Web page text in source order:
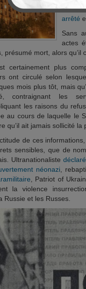
En
arrêté
Sans
actes
présumé mort, alors qu’il
certainement plus
ont circulé selon
mois plus tôt, mais
contraignant les
les raisons du
au cours de laquelle le
qu’il ait jamais sollicité la
de ces
sensibles, que de
Ultranationaliste
néonazi ,
, Patriot of
la violence
Russie et les Russes.